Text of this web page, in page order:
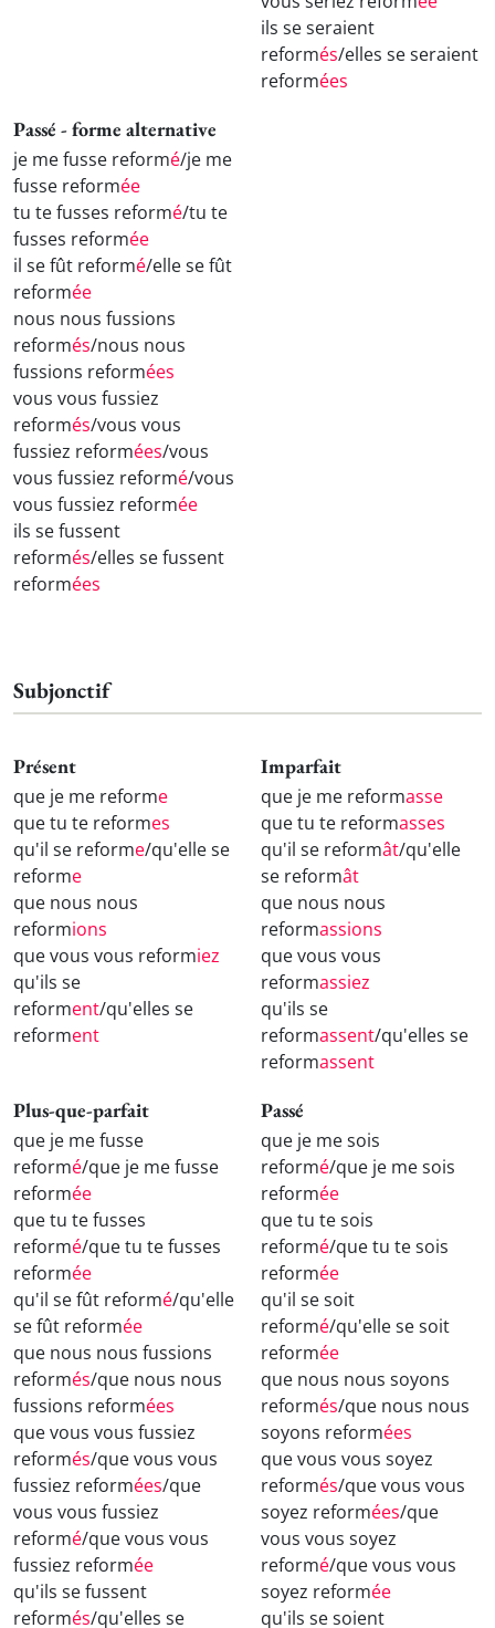
ils se seraient
reformés/elles se seraient
reformées
Passé - forme alternative
je me fusse reformé/je me
fusse reformée
tu te fusses reformé/tu te
fusses reformée
il se fût reformé/elle se fût
reformée
nous nous fussions
reformés/nous nous
fussions reformées
vous vous fussiez
reformés/vous vous
fussiez reformées/vous
vous fussiez reformé/vous
vous fussiez reformée
ils se fussent
reformés/elles se fussent
reformées
Subjonctif
Présent
que je me reforme
que tu te reformes
qu'il se reforme/qu'elle se
reforme
que nous nous
reformions
que vous vous reformiez
qu'ils se
reforment/qu'elles se
reforment
Imparfait
que je me reformasse
que tu te reformasses
qu'il se reformât/qu'elle
se reformât
que nous nous
reformassions
que vous vous
reformassiez
qu'ils se
reformassent/qu'elles se
reformassent
Plus-que-parfait
que je me fusse
reformé/que je me fusse
reformée
que tu te fusses
reformé/que tu te fusses
reformée
qu'il se fût reformé/qu'elle
se fût reformée
que nous nous fussions
reformés/que nous nous
fussions reformées
que vous vous fussiez
reformés/que vous vous
fussiez reformées/que
vous vous fussiez
reformé/que vous vous
fussiez reformée
qu'ils se fussent
reformés/qu'elles se
Passé
que je me sois
reformé/que je me sois
reformée
que tu te sois
reformé/que tu te sois
reformée
qu'il se soit
reformé/qu'elle se soit
reformée
que nous nous soyons
reformés/que nous nous
soyons reformées
que vous vous soyez
reformés/que vous vous
soyez reformées/que
vous vous soyez
reformé/que vous vous
soyez reformée
qu'ils se soient